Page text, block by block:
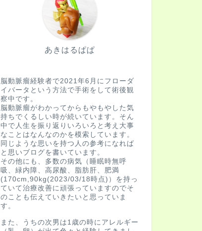
あきはるぱぱ
脳動脈瘤経験者で2021年6月にフローダ
イバータという方法で手術をして術後観
察中です。
脳動脈瘤がわかってからもやもやした気
持ちでくるしい時が続いています。そん
中で人生を振り返りいろいろと考え大事
なことはなんなのかを模索しています。
同じような思いを持つ人の参考になれば
と思いブログを書いています。
その他にも、多数の病気（睡眠時無呼
吸、緑内障、高尿酸、脂肪肝、肥満
(170cm,90kg(2023/03/18時点)）を持っ
ていて治療改善に頑張っていますのでそ
のことも伝えていきたいと思っていま
す。
また、うちの次男は1歳の時にアレルギー